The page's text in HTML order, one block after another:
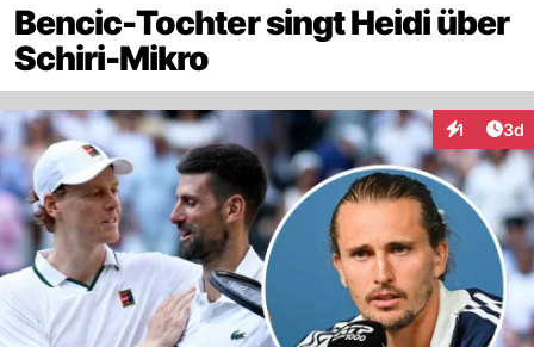
Bencic-Tochter singt Heidi über
Schiri-Mikro
1 3d